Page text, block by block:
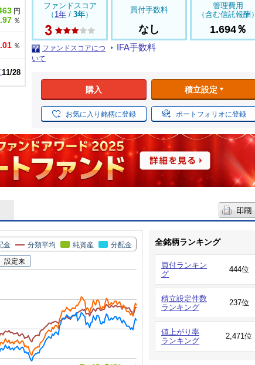
円
％
％
11/28
ファンドスコア
（ 1年 / 3年）
ファンドスコアにつ
いて
買付手数料
なし
IFA手数料
管理費用
（含む信託報酬）
1.694％
購入 積立設定
お気に入り銘柄に登録 ポートフォリオに登録
金 分類平均 純資産 分配金
設定来
全銘柄ランキング
買付ランキン
グ
444位
積立設定件数
ランキング
237位
値上がり率
ランキング
2,471位